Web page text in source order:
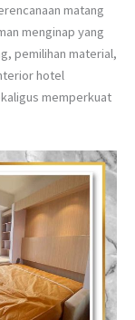
matang
menginap yang
pemilihan material,
hotel
memperkuat